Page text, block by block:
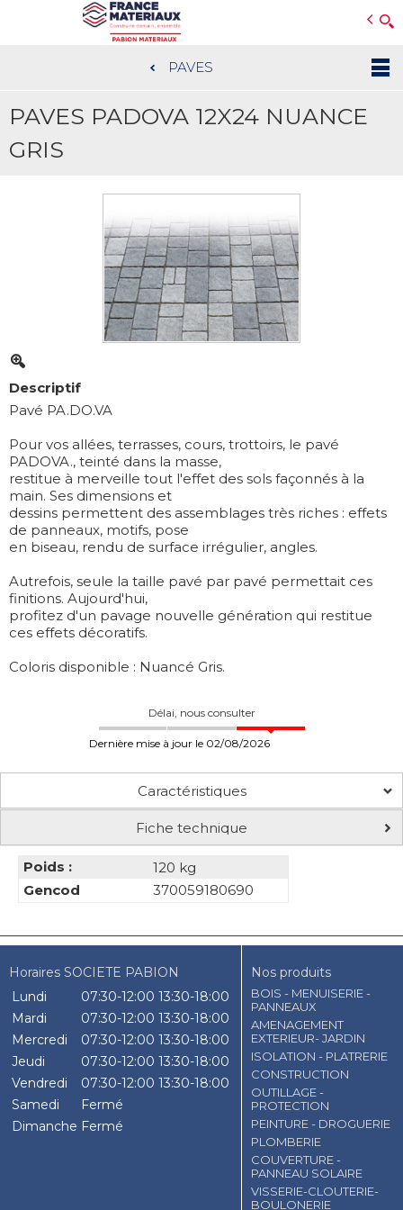
au
contenu
PAVES
PAVES PADOVA 12X24 NUANCE
GRIS
Descriptif
Pavé PA.DO.VA
Pour vos allées, terrasses, cours, trottoirs, le pavé
PADOVA., teinté dans la masse,
restitue à merveille tout l'effet des sols façonnés à la
main. Ses dimensions et
dessins permettent des assemblages très riches : effets
de panneaux, motifs, pose
en biseau, rendu de surface irrégulier, angles.
Autrefois, seule la taille pavé par pavé permettait ces
finitions. Aujourd'hui,
profitez d'un pavage nouvelle génération qui restitue
ces effets décoratifs.
Coloris disponible : Nuancé Gris.
Délai, nous consulter
Dernière mise à jour le 02/08/2026
Caractéristiques
Fiche technique
Poids :
120 kg
Gencod
370059180690
Horaires SOCIETE PABION
Lundi
07:30-12:00 13:30-18:00
Mardi
07:30-12:00 13:30-18:00
Mercredi
07:30-12:00 13:30-18:00
Jeudi
07:30-12:00 13:30-18:00
Vendredi
07:30-12:00 13:30-18:00
Samedi
Fermé
Dimanche Fermé
Nos produits
BOIS - MENUISERIE -
PANNEAUX
AMENAGEMENT
EXTERIEUR- JARDIN
ISOLATION - PLATRERIE
CONSTRUCTION
OUTILLAGE -
PROTECTION
PEINTURE - DROGUERIE
PLOMBERIE
COUVERTURE -
PANNEAU SOLAIRE
VISSERIE-CLOUTERIE-
BOULONERIE